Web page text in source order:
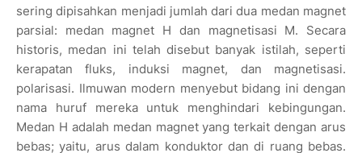
sering dipisahkan menjadi jumlah dari dua medan magnet
parsial: medan magnet H dan magnetisasi M. Secara
historis, medan ini telah disebut banyak istilah, seperti
kerapatan fluks, induksi magnet, dan magnetisasi.
polarisasi. Ilmuwan modern menyebut bidang ini dengan
nama huruf mereka untuk menghindari kebingungan.
Medan H adalah medan magnet yang terkait dengan arus
bebas; yaitu, arus dalam konduktor dan di ruang bebas.